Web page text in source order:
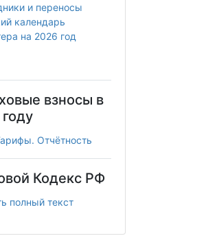
и переносы
календарь
на 2026 год
взносы в
Отчётность
Кодекс РФ
полный текст